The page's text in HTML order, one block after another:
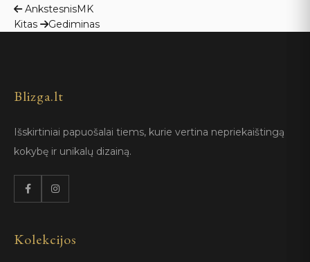
Navigacija
tarp
AnkstesnisMK
Kitas
Gediminas
Blizga.lt
Išskirtiniai papuošalai tiems, kurie vertina nepriekaištingą
kokybę ir unikalų dizainą.
Kolekcijos